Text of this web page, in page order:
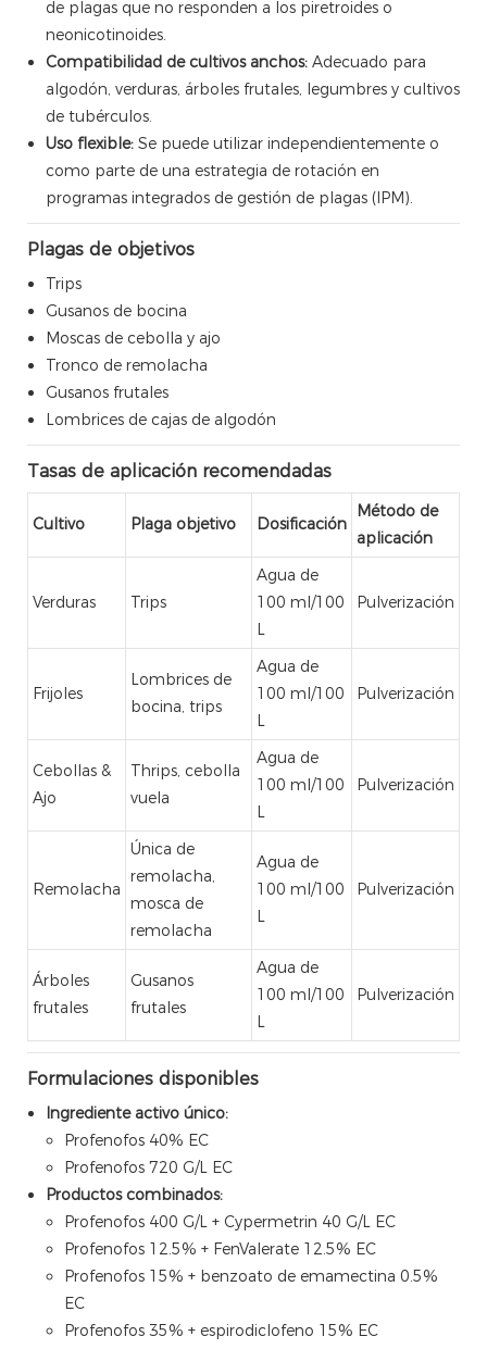
de plagas que no responden a los piretroides o
neonicotinoides.
Compatibilidad de cultivos anchos: Adecuado para
algodón, verduras, árboles frutales, legumbres y cultivos
de tubérculos.
Uso flexible: Se puede utilizar independientemente o
como parte de una estrategia de rotación en
programas integrados de gestión de plagas (IPM).
Plagas de objetivos
Trips
Gusanos de bocina
Moscas de cebolla y ajo
Tronco de remolacha
Gusanos frutales
Lombrices de cajas de algodón
Tasas de aplicación recomendadas
Cultivo Plaga objetivo Dosificación
Método de
aplicación
Verduras Trips
Agua de
100 ml/100
L
Pulverización
Frijoles
Lombrices de
bocina, trips
Agua de
100 ml/100
L
Pulverización
Cebollas &
Ajo
Thrips, cebolla
vuela
Agua de
100 ml/100
L
Pulverización
Remolacha
Única de
remolacha,
mosca de
remolacha
Agua de
100 ml/100
L
Pulverización
Árboles
frutales
Gusanos
frutales
Agua de
100 ml/100
L
Pulverización
Formulaciones disponibles
Ingrediente activo único:
Profenofos 40% EC
Profenofos 720 G/L EC
Productos combinados:
Profenofos 400 G/L + Cypermetrin 40 G/L EC
Profenofos 12.5% ​​+ FenValerate 12.5% ​​EC
Profenofos 15% + benzoato de emamectina 0.5%
EC
Profenofos 35% + espirodiclofeno 15% EC